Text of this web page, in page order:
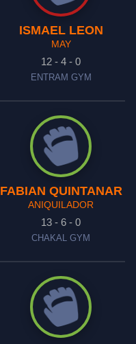
ISMAEL LEON
MAY
12 - 4 - 0
ENTRAM GYM
FABIAN QUINTANAR
ANIQUILADOR
13 - 6 - 0
CHAKAL GYM